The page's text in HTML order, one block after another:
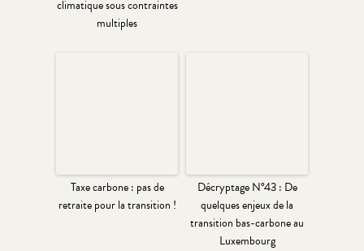
climatique sous contraintes
multiples
Taxe carbone : pas de
retraite pour la transition !
Décryptage N°43 : De
quelques enjeux de la
transition bas-carbone au
Luxembourg